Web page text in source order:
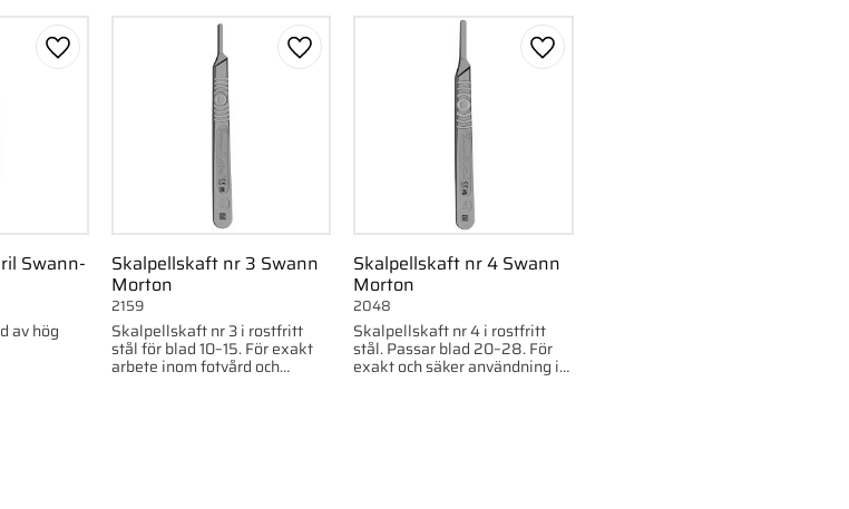
Swann-
av hög
Lägg till i favoriter
Skalpellskaft nr 3 Swann
Morton
Skalpellskaft nr 3 i rostfritt
stål för blad 10–15. För exakt
arbete inom fotvård och
2159
Lägg till i favoriter
Skalpellskaft nr 4 Swann
Morton
Skalpellskaft nr 4 i rostfritt
stål. Passar blad 20–28. För
exakt och säker användning i
2048
Lägg till i favoriter